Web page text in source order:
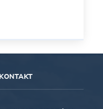
KONTAKT